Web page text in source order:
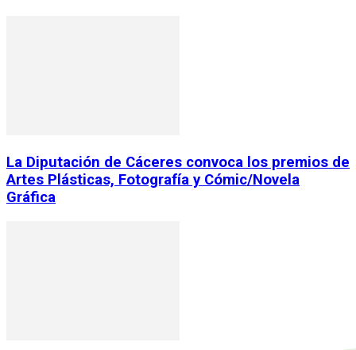
La Diputación de Cáceres convoca los premios de
Artes Plásticas, Fotografía y Cómic/Novela
Gráfica